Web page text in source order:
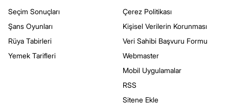
Seçim Sonuçları
Şans Oyunları
Rüya Tabirleri
Yemek Tarifleri
Çerez Politikası
Kişisel Verilerin Korunması
Veri Sahibi Başvuru Formu
Webmaster
Mobil Uygulamalar
RSS
Sitene Ekle